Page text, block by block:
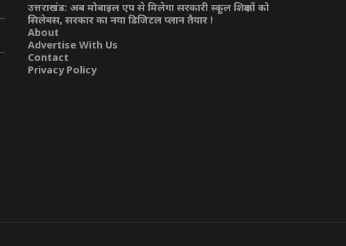
उत्तराखंड: अब मोबाइल एप से मिलेगा सरकारी स्कूल शिक्षकों को
सिलेबस, सरकार का नया डिजिटल प्लान तैयार !
About
Advertise With Us
Contact
Privacy Policy